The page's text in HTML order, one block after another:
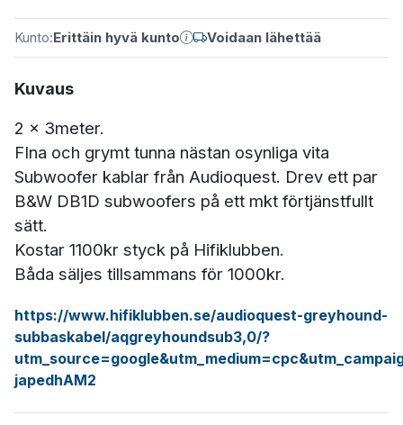
Kunto:Erittäin hyvä kunto Voidaan lähettää
Kuvaus
2 x 3meter.
FIna och grymt tunna nästan osynliga vita
Subwoofer kablar från Audioquest. Drev ett par
B&W DB1D subwoofers på ett mkt förtjänstfullt
sätt.
Kostar 1100kr styck på Hifiklubben.
Båda säljes tillsammans för 1000kr.
https://www.hifiklubben.se/audioquest-greyhound-
subbaskabel/aqgreyhoundsub3,0/?
japedhAM2